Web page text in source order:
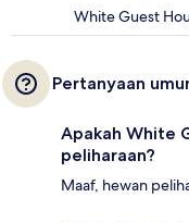
White Guest
Pertanyaan
Apakah White
peliharaan?
Maaf, hewan